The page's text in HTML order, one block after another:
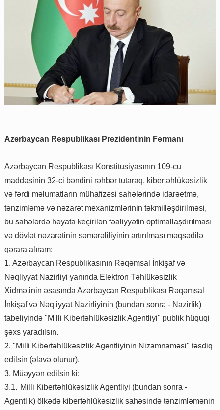
Azərbaycan Respublikası Prezidentinin Fərmanı
Azərbaycan Respublikası Konstitusiyasının 109-cu
maddəsinin 32-ci bəndini rəhbər tutaraq, kibertəhlükəsizlik
və fərdi məlumatların mühafizəsi sahələrində idarəetmə,
tənzimləmə və nəzarət mexanizmlərinin təkmilləşdirilməsi,
bu sahələrdə həyata keçirilən fəaliyyətin optimallaşdırılması
və dövlət nəzarətinin səmərəliliyinin artırılması məqsədilə
qərara alıram:
1. Azərbaycan Respublikasının Rəqəmsal İnkişaf və
Nəqliyyat Nazirliyi yanında Elektron Təhlükəsizlik
Xidmətinin əsasında Azərbaycan Respublikası Rəqəmsal
İnkişaf və Nəqliyyat Nazirliyinin (bundan sonra - Nazirlik)
tabeliyində "Milli Kibertəhlükəsizlik Agentliyi" publik hüquqi
şəxs yaradılsın.
2. "Milli Kibertəhlükəsizlik Agentliyinin Nizamnaməsi" təsdiq
edilsin (əlavə olunur).
3. Müəyyən edilsin ki:
3.1. Milli Kibertəhlükəsizlik Agentliyi (bundan sonra -
Agentlik) ölkədə kibertəhlükəsizlik sahəsində tənzimləmənin